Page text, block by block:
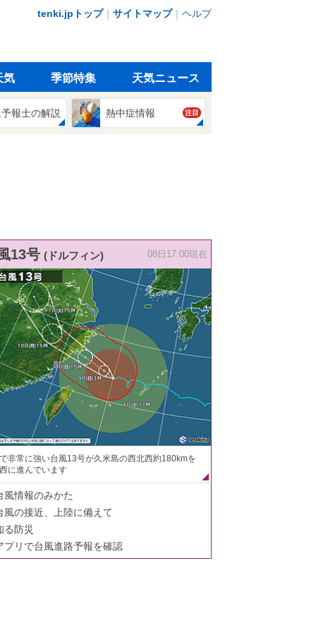
tenki.jpトップ｜ サイトマップ｜ ヘルプ
気 季節特集 天気ニュース
報士の解説 熱中症情報 注目
13号 (ドルフィン) 08日17:00現在
非常に強い台風13号が久米島の西北西約180kmを
に進んでいます
風情報のみかた
風の接近、上陸に備えて
る防災
プリで台風進路予報を確認